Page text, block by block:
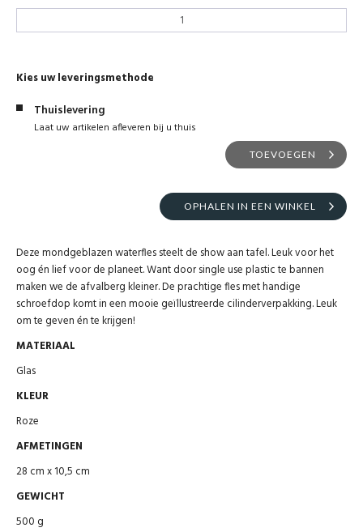
Kies uw leveringsmethode
Thuislevering
Laat uw artikelen afleveren bij u thuis
TOEVOEGEN
OPHALEN IN EEN WINKEL
Deze mondgeblazen waterfles steelt de show aan tafel. Leuk voor het
oog én lief voor de planeet. Want door single use plastic te bannen
maken we de afvalberg kleiner. De prachtige fles met handige
schroefdop komt in een mooie geïllustreerde cilinderverpakking. Leuk
om te geven én te krijgen!
MATERIAAL
Glas
KLEUR
Roze
AFMETINGEN
28 cm x 10,5 cm
GEWICHT
500 g